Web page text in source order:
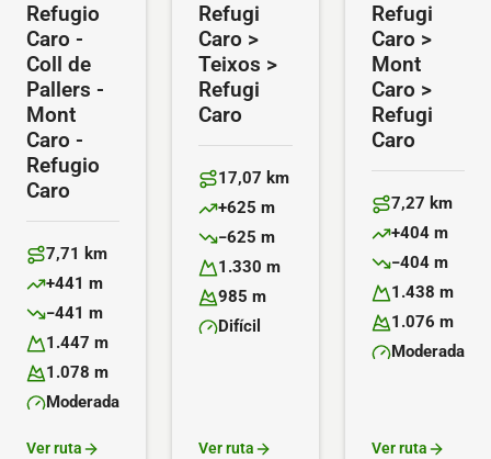
Refugio
Caro -
Coll de
Pallers -
Mont
Caro -
Refugio
Caro
Distancia:
7,71 km
Desnivel positivo:
+441 m
Desnivel negativo:
−441 m
Altitud máxima:
1.447 m
Altitud mínima:
1.078 m
Dificultad:
Moderada
Ver ruta
Refugi
Caro >
Teixos >
Refugi
Caro
Distancia:
17,07 km
Desnivel positivo:
+625 m
Desnivel negativo:
−625 m
Altitud máxima:
1.330 m
Altitud mínima:
985 m
Dificultad:
Difícil
Ver ruta
Refugi
Caro >
Mont
Caro >
Refugi
Caro
Distancia:
7,27 km
Desnivel
+404 m
Desnivel
−404 m
Altitud máxima:
1.438 m
Altitud mínima:
1.076 m
Dificultad:
Moderada
Ver ruta